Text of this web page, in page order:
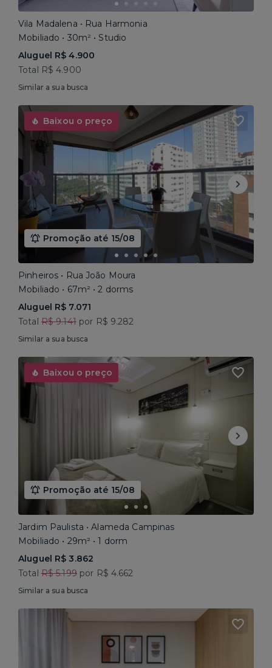
Vila Madalena • Rua Harmonia
Mobiliado • 30m² • Studio
Aluguel R$ 4.900
Total R$ 4.900
Similar a sua busca
Baixou o preço
Promoção até 15/08
Pinheiros • Rua João Moura
Mobiliado • 67m² • 2 dorms
Aluguel R$ 7.071
Total R$ 9.141por R$ 9.282
Similar a sua busca
Baixou o preço
Promoção até 15/08
Jardim Paulista • Alameda Campinas
Mobiliado • 29m² • 1 dorm
Aluguel R$ 3.862
Total R$ 5.199por R$ 4.662
Similar a sua busca